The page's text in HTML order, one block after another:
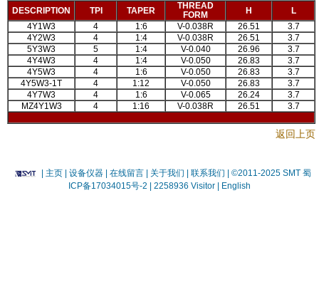
DESCRIPTION TPI TAPER
THREAD
FORM
H
L
4Y1W3
4 1:6 V-0.038R 26.51
3.7
4Y2W3
4 1:4 V-0.038R 26.51
3.7
5Y3W3
5 1:4 V-0.040 26.96
3.7
4Y4W3
4 1:4 V-0.050 26.83
3.7
4Y5W3
4 1:6 V-0.050 26.83
3.7
4Y5W3-1T
4 1:12 V-0.050 26.83
3.7
4Y7W3
4 1:6 V-0.065 26.24
3.7
MZ4Y1W3
4 1:16 V-0.038R 26.51 3.7
返回上页
主页 | 设备仪器 | 在线留言 | 关于我们 | 联系我们 | ©2011-2025 SMT 蜀
ICP备17034015号-2
| 2258936 Visitor | English